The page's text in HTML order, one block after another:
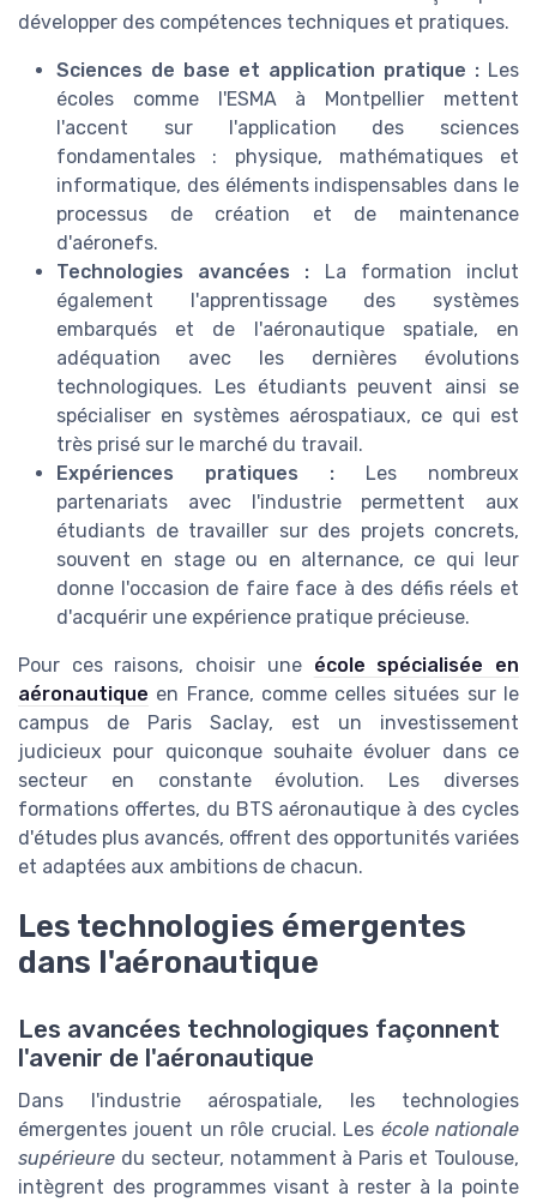
développer des compétences techniques et pratiques.
Sciences de base et application pratique : Les
écoles comme l'ESMA à Montpellier mettent
l'accent sur l'application des sciences
fondamentales : physique, mathématiques et
informatique, des éléments indispensables dans le
processus de création et de maintenance
d'aéronefs.
Technologies avancées : La formation inclut
également l'apprentissage des systèmes
embarqués et de l'aéronautique spatiale, en
adéquation avec les dernières évolutions
technologiques. Les étudiants peuvent ainsi se
spécialiser en systèmes aérospatiaux, ce qui est
très prisé sur le marché du travail.
Expériences pratiques : Les nombreux
partenariats avec l'industrie permettent aux
étudiants de travailler sur des projets concrets,
souvent en stage ou en alternance, ce qui leur
donne l'occasion de faire face à des défis réels et
d'acquérir une expérience pratique précieuse.
Pour ces raisons, choisir une école spécialisée en
aéronautique en France, comme celles situées sur le
campus de Paris Saclay, est un investissement
judicieux pour quiconque souhaite évoluer dans ce
secteur en constante évolution. Les diverses
formations offertes, du BTS aéronautique à des cycles
d'études plus avancés, offrent des opportunités variées
et adaptées aux ambitions de chacun.
Les technologies émergentes
dans l'aéronautique
Les avancées technologiques façonnent
l'avenir de l'aéronautique
Dans l'industrie aérospatiale, les technologies
émergentes jouent un rôle crucial. Les école nationale
supérieure du secteur, notamment à Paris et Toulouse,
intègrent des programmes visant à rester à la pointe